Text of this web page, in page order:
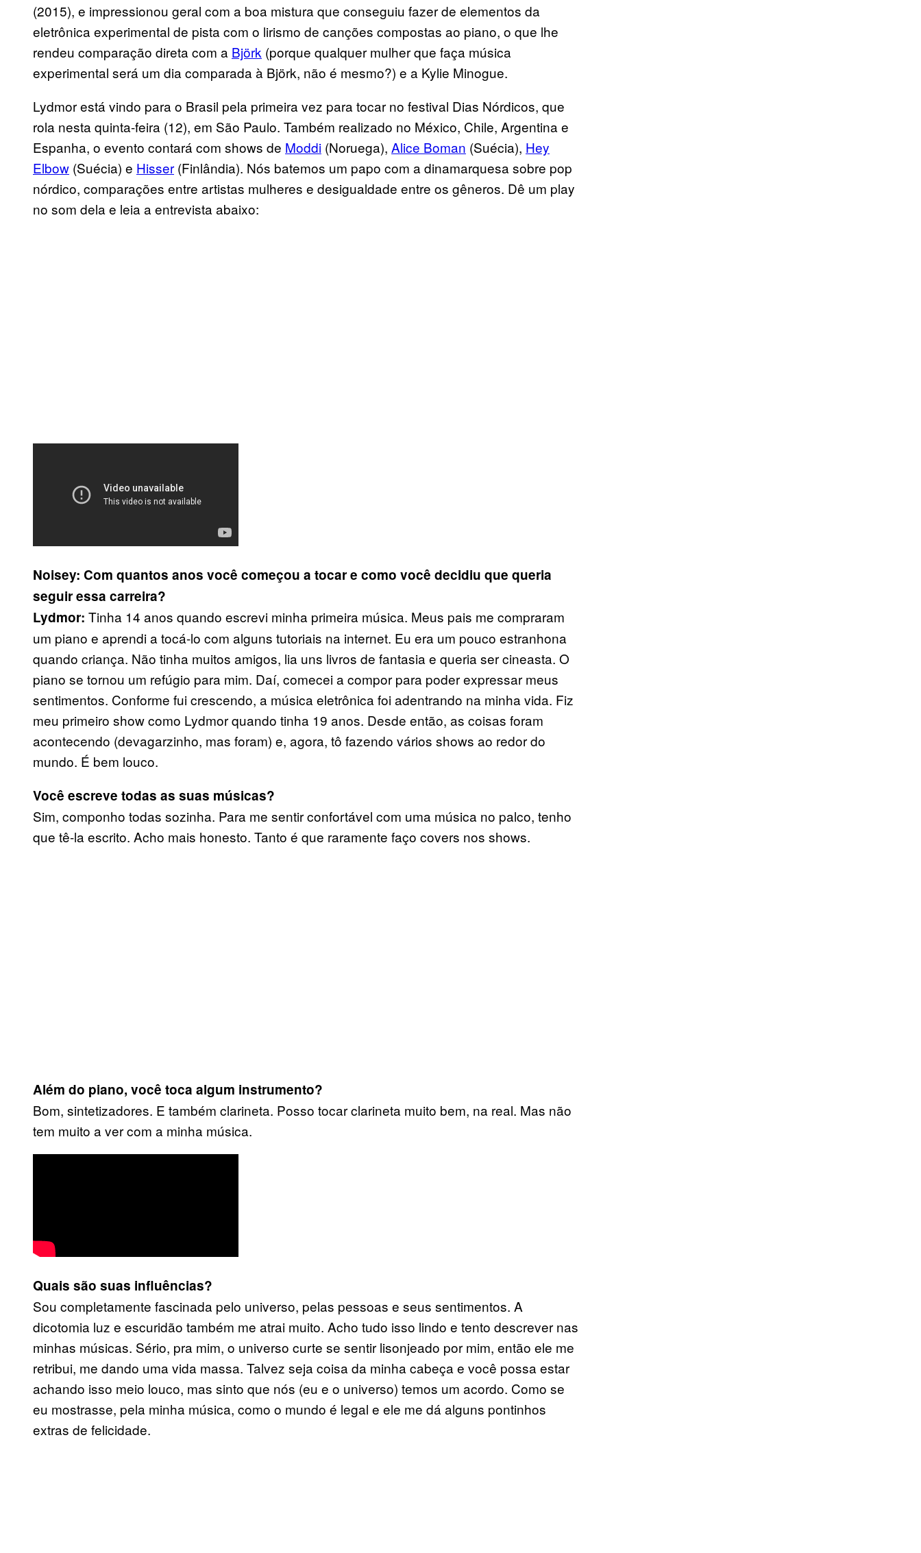
(2015), e impressionou geral com a boa mistura que conseguiu fazer de elementos da
eletrônica experimental de pista com o lirismo de canções compostas ao piano, o que lhe
rendeu comparação direta com a Björk (porque qualquer mulher que faça música
experimental será um dia comparada à Björk, não é mesmo?) e a Kylie Minogue.
Lydmor está vindo para o Brasil pela primeira vez para tocar no festival Dias Nórdicos, que
rola nesta quinta-feira (12), em São Paulo. Também realizado no México, Chile, Argentina e
Espanha, o evento contará com shows de Moddi (Noruega), Alice Boman (Suécia), Hey
Elbow (Suécia) e Hisser (Finlândia). Nós batemos um papo com a dinamarquesa sobre pop
nórdico, comparações entre artistas mulheres e desigualdade entre os gêneros. Dê um play
no som dela e leia a entrevista abaixo:
Noisey: Com quantos anos você começou a tocar e como você decidiu que queria
seguir essa carreira?
Lydmor: Tinha 14 anos quando escrevi minha primeira música. Meus pais me compraram
um piano e aprendi a tocá-lo com alguns tutoriais na internet. Eu era um pouco estranhona
quando criança. Não tinha muitos amigos, lia uns livros de fantasia e queria ser cineasta. O
piano se tornou um refúgio para mim. Daí, comecei a compor para poder expressar meus
sentimentos. Conforme fui crescendo, a música eletrônica foi adentrando na minha vida. Fiz
meu primeiro show como Lydmor quando tinha 19 anos. Desde então, as coisas foram
acontecendo (devagarzinho, mas foram) e, agora, tô fazendo vários shows ao redor do
mundo. É bem louco.
Você escreve todas as suas músicas?
Sim, componho todas sozinha. Para me sentir confortável com uma música no palco, tenho
que tê-la escrito. Acho mais honesto. Tanto é que raramente faço covers nos shows.
Além do piano, você toca algum instrumento?
Bom, sintetizadores. E também clarineta. Posso tocar clarineta muito bem, na real. Mas não
tem muito a ver com a minha música.
Quais são suas influências?
Sou completamente fascinada pelo universo, pelas pessoas e seus sentimentos. A
dicotomia luz e escuridão também me atrai muito. Acho tudo isso lindo e tento descrever nas
minhas músicas. Sério, pra mim, o universo curte se sentir lisonjeado por mim, então ele me
retribui, me dando uma vida massa. Talvez seja coisa da minha cabeça e você possa estar
achando isso meio louco, mas sinto que nós (eu e o universo) temos um acordo. Como se
eu mostrasse, pela minha música, como o mundo é legal e ele me dá alguns pontinhos
extras de felicidade.